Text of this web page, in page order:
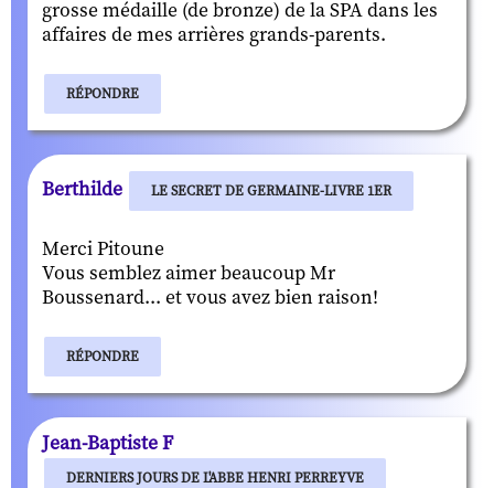
grosse médaille (de bronze) de la SPA dans les
affaires de mes arrières grands-parents.
RÉPONDRE
Berthilde LE SECRET DE GERMAINE-LIVRE 1ER
Merci Pitoune
Vous semblez aimer beaucoup Mr
Boussenard... et vous avez bien raison!
RÉPONDRE
Jean-Baptiste F
DERNIERS JOURS DE L'ABBE HENRI PERREYVE